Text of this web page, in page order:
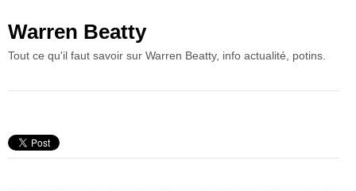
Warren Beatty
Tout ce qu'il faut savoir sur Warren Beatty, info actualité, potins.